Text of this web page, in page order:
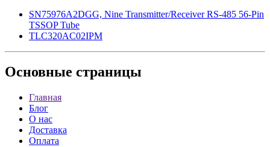
SN75976A2DGG, Nine Transmitter/Receiver RS-485 56-Pin
TSSOP Tube
TLC320AC02IPM
Основные страницы
Главная
Блог
О нас
Доставка
Оплата